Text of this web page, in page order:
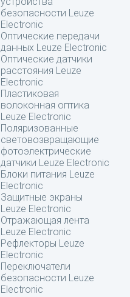
безопасности Leuze
Electronic
Оптические передачи
данных Leuze Electronic
Оптические датчики
расстояния Leuze
Electronic
Пластиковая
волоконная оптика
Leuze Electronic
Поляризованные
световозвращающие
фотоэлектрические
датчики Leuze Electronic
Блоки питания Leuze
Electronic
Защитные экраны
Leuze Electronic
Отражающая лента
Leuze Electronic
Рефлекторы Leuze
Electronic
Переключатели
безопасности Leuze
Electronic